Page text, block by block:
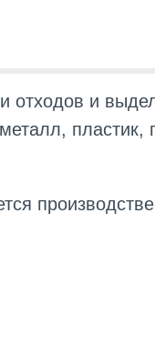
отходов и
пластик,